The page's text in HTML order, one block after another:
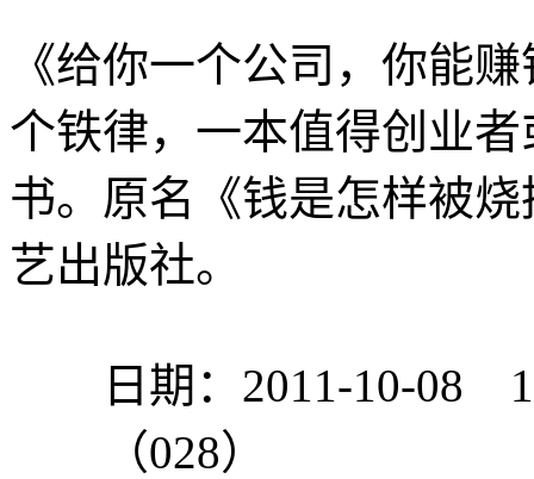
《给你一个公司，你能
个铁律，一本值得创业
书。原名《钱是怎样被
艺出版社。
日期：2011-10-08
（028）